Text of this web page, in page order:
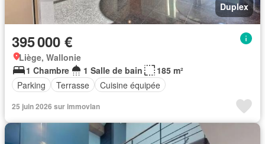
Duplex
395 000 €
Liège, Wallonie
1 Chambre
1 Salle de bain
185 m²
Parking
Terrasse Cuisine équipée
25 juin 2026 sur immovlan